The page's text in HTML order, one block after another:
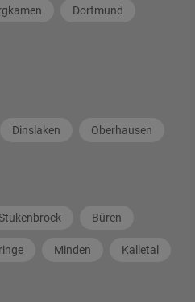
Dortmund
Dinslaken Oberhausen
Büren
Minden Kalletal